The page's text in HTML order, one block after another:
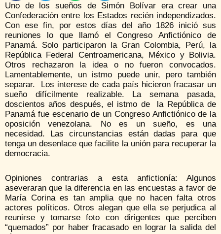
Uno de los sueños de Simón Bolívar era crear una
Confederación entre los Estados recién independizados.
Con ese fin, por estos días del año 1826 inició sus
reuniones lo que llamó el Congreso Anfictiónico de
Panamá. Solo participaron la Gran Colombia, Perú, la
República Federal Centroamericana, México y Bolivia.
Otros rechazaron la idea o no fueron convocados.
Lamentablemente, un istmo puede unir, pero también
separar. Los interese de cada país hicieron fracasar un
sueño difícilmente realizable. La semana pasada,
doscientos años después, el istmo de la República de
Panamá fue escenario de un Congreso Anfictiónico de la
oposición venezolana. No es un sueño, es una
necesidad. Las circunstancias están dadas para que
tenga un desenlace que facilite la unión para recuperar la
democracia.
Opiniones contrarias a esta anfictionía: Algunos
aseveraran que la diferencia en las encuestas a favor de
María Corina es tan amplia que no hacen falta otros
actores políticos. Otros alegan que ella se perjudica al
reunirse y tomarse foto con dirigentes que perciben
“quemados” por haber fracasado en lograr la salida del